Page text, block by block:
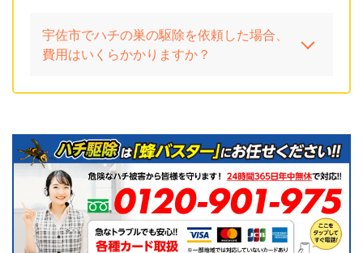
宇佐市でハチの巣の駆除を依頼した場合、
費用はいくらかかりますか？